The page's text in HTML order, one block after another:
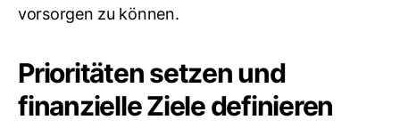
vorsorgen zu können.
Prioritäten setzen und
finanzielle Ziele definieren